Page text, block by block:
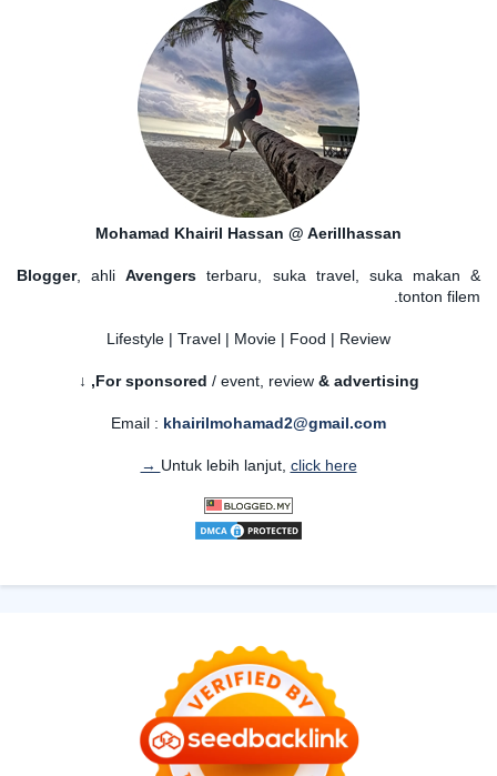
Mohamad Khairil Hassan @ Aerillhassan
Blogger, ahliAvengers terbaru, suka travel, suka makan &
tonton filem.
Lifestyle | Travel | Movie | Food | Review
For sponsored / event, review & advertising,
↓
Email : khairilmohamad2@gmail.com
Untuk lebih lanjut, click here →